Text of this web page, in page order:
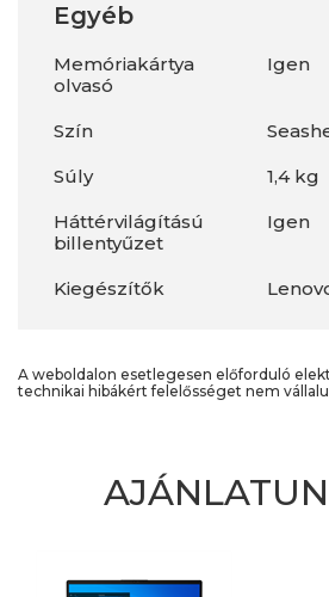
Egyéb
Memóriakártya
olvasó
Igen
Szín
Súly
1,4 kg
Háttérvilágítású
billentyűzet
Igen
Kiegészítők
A weboldalon esetlegesen előforduló
technikai hibákért felelősséget nem